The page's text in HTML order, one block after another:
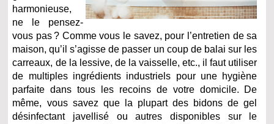
harmonieuse,
ne le pensez-
vous pas ? Comme vous le savez, pour l’entretien de sa
maison, qu’il s’agisse de passer un coup de balai sur les
carreaux, de la lessive, de la vaisselle, etc., il faut utiliser
de multiples ingrédients industriels pour une hygiène
parfaite dans tous les recoins de votre domicile. De
même, vous savez que la plupart des bidons de gel
désinfectant javellisé ou autres disponibles sur le